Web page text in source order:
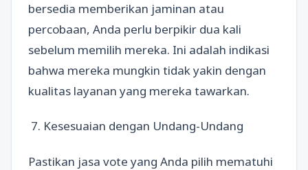
bersedia memberikan jaminan atau
percobaan, Anda perlu berpikir dua kali
sebelum memilih mereka. Ini adalah indikasi
bahwa mereka mungkin tidak yakin dengan
kualitas layanan yang mereka tawarkan.
7. Kesesuaian dengan Undang-Undang
Pastikan jasa vote yang Anda pilih mematuhi